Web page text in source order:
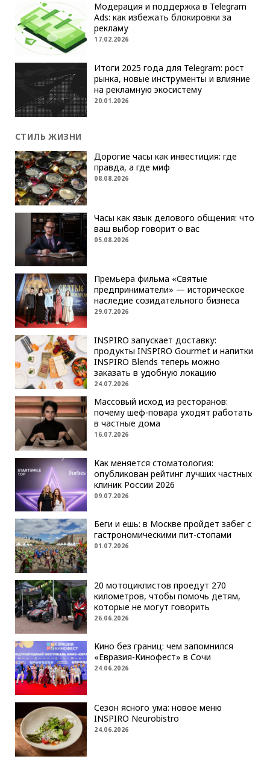
Модерация и поддержка в Telegram
Ads: как избежать блокировки за
рекламу
17.02.2026
Итоги 2025 года для Telegram: рост
рынка, новые инструменты и влияние
на рекламную экосистему
20.01.2026
СТИЛЬ ЖИЗНИ
Дорогие часы как инвестиция: где
правда, а где миф
08.08.2026
Часы как язык делового общения: что
ваш выбор говорит о вас
05.08.2026
Премьера фильма «Святые
предприниматели» — историческое
наследие созидательного бизнеса
29.07.2026
INSPIRO запускает доставку:
продукты INSPIRO Gourmet и напитки
INSPIRO Blends теперь можно
заказать в удобную локацию
24.07.2026
Массовый исход из ресторанов:
почему шеф-повара уходят работать
в частные дома
16.07.2026
Как меняется стоматология:
опубликован рейтинг лучших частных
клиник России 2026
09.07.2026
Беги и ешь: в Москве пройдет забег с
гастрономическими пит-стопами
01.07.2026
20 мотоциклистов проедут 270
километров, чтобы помочь детям,
которые не могут говорить
26.06.2026
Кино без границ: чем запомнился
«Евразия-Кинофест» в Сочи
24.06.2026
Сезон ясного ума: новое меню
INSPIRO Neurobistro
24.06.2026